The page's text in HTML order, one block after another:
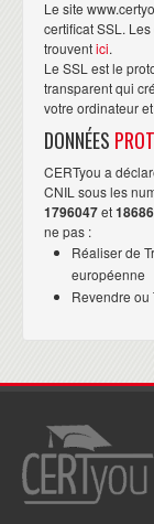
Le site
certificat SSL.
trouventici.
Le SSL est le
transparent qui
votre ordinateur
DONNÉES
CERTyou a
CNIL sous les
1796047et
ne pas :
Réaliser de
européenne
Revendre ou